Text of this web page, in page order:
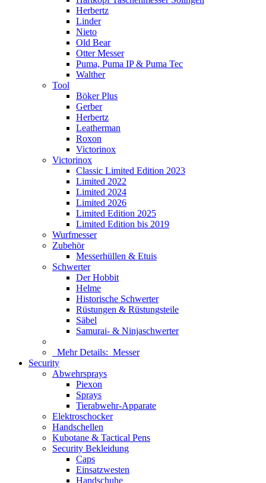
Herbertz
Linder
Nieto
Old Bear
Otter Messer
Puma, Puma IP & Puma Tec
Walther
Tool
Böker Plus
Gerber
Herbertz
Leatherman
Roxon
Victorinox
Victorinox
Classic Limited Edition 2023
Limited 2022
Limited 2024
Limited 2026
Limited Edition 2025
Limited Edition bis 2019
Wurfmesser
Zubehör
Messerhüllen & Etuis
Schwerter
Der Hobbit
Helme
Historische Schwerter
Rüstungen & Rüstungsteile
Säbel
Samurai- & Ninjaschwerter
Mehr Details: Messer
Security
Abwehrsprays
Piexon
Sprays
Tierabwehr-Apparate
Elektroschocker
Handschellen
Kubotane & Tactical Pens
Security Bekleidung
Caps
Einsatzwesten
Handschuhe